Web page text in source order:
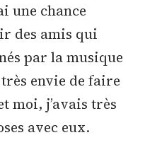
une chance
des amis qui
par la musique
envie de faire
moi, j’avais très
avec eux.